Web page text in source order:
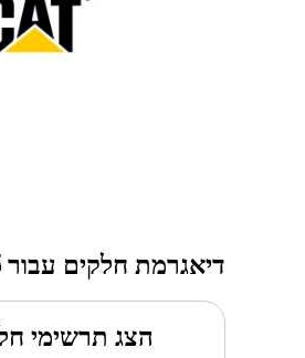
דיאגרמת חלקים עבור
הצג תרשימי